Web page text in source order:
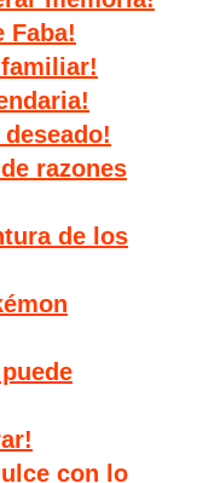
Faba!
razones
de los
con lo